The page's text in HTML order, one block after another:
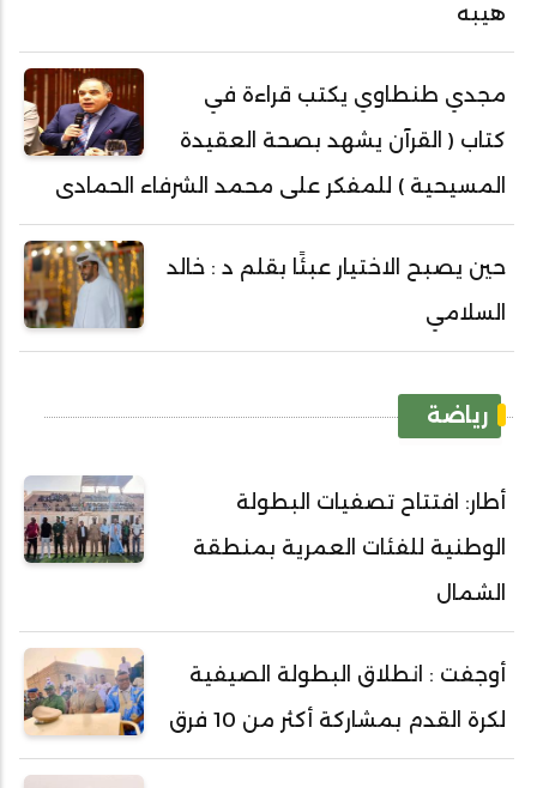
هيبه
مجدي طنطاوي يكتب قراءة في
كتاب ( القرآن يشهد بصحة العقيدة
المسيحية ) للمفكر على محمد الشرفاء الحمادى
حين يصبح الاختيار عبئًا بقلم د : خالد
السلامي
رياضة
أطار: افتتاح تصفيات البطولة
الوطنية للفئات العمرية بمنطقة
الشمال
أوجفت : انطلاق البطولة الصيفية
لكرة القدم بمشاركة أكثر من 10 فرق